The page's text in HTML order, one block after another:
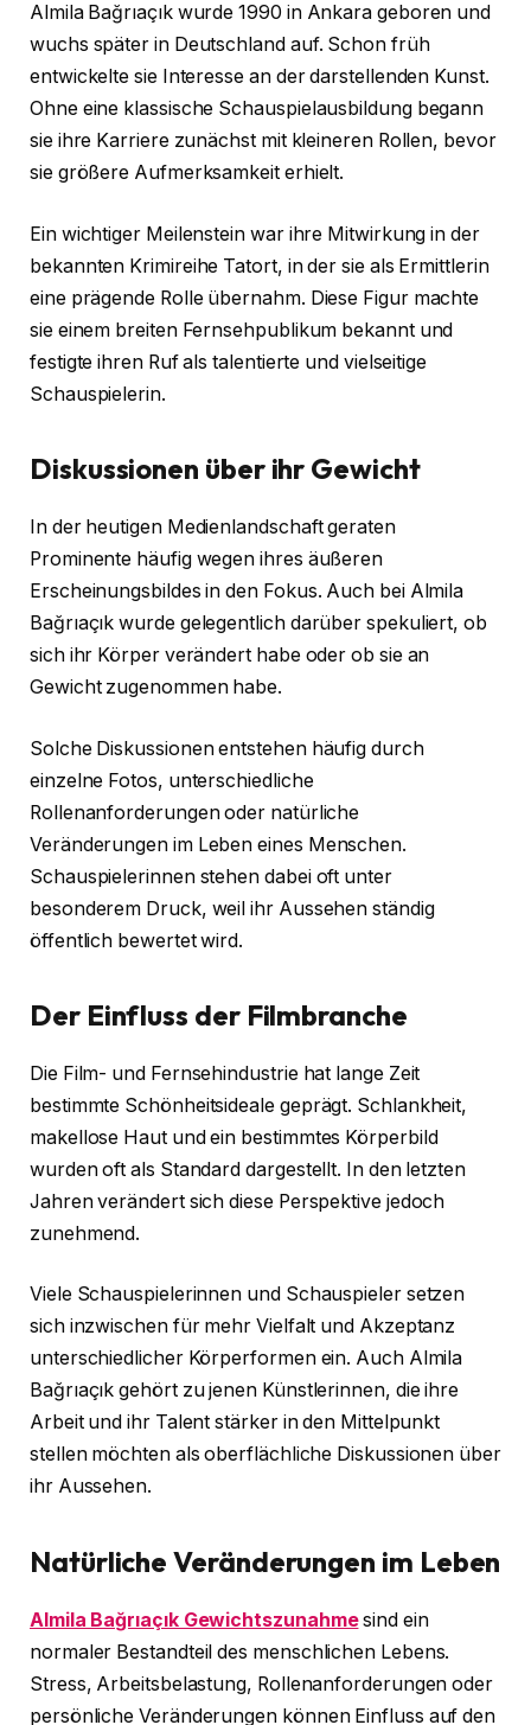
Almila Bağrıaçık wurde 1990 in Ankara geboren und
wuchs später in Deutschland auf. Schon früh
entwickelte sie Interesse an der darstellenden Kunst.
Ohne eine klassische Schauspielausbildung begann
sie ihre Karriere zunächst mit kleineren Rollen, bevor
sie größere Aufmerksamkeit erhielt.
Ein wichtiger Meilenstein war ihre Mitwirkung in der
bekannten Krimireihe Tatort, in der sie als Ermittlerin
eine prägende Rolle übernahm. Diese Figur machte
sie einem breiten Fernsehpublikum bekannt und
festigte ihren Ruf als talentierte und vielseitige
Schauspielerin.
Diskussionen über ihr Gewicht
In der heutigen Medienlandschaft geraten
Prominente häufig wegen ihres äußeren
Erscheinungsbildes in den Fokus. Auch bei Almila
Bağrıaçık wurde gelegentlich darüber spekuliert, ob
sich ihr Körper verändert habe oder ob sie an
Gewicht zugenommen habe.
Solche Diskussionen entstehen häufig durch
einzelne Fotos, unterschiedliche
Rollenanforderungen oder natürliche
Veränderungen im Leben eines Menschen.
Schauspielerinnen stehen dabei oft unter
besonderem Druck, weil ihr Aussehen ständig
öffentlich bewertet wird.
Der Einfluss der Filmbranche
Die Film- und Fernsehindustrie hat lange Zeit
bestimmte Schönheitsideale geprägt. Schlankheit,
makellose Haut und ein bestimmtes Körperbild
wurden oft als Standard dargestellt. In den letzten
Jahren verändert sich diese Perspektive jedoch
zunehmend.
Viele Schauspielerinnen und Schauspieler setzen
sich inzwischen für mehr Vielfalt und Akzeptanz
unterschiedlicher Körperformen ein. Auch Almila
Bağrıaçık gehört zu jenen Künstlerinnen, die ihre
Arbeit und ihr Talent stärker in den Mittelpunkt
stellen möchten als oberflächliche Diskussionen über
ihr Aussehen.
Natürliche Veränderungen im Leben
Almila Bağrıaçık Gewichtszunahmesind ein
normaler Bestandteil des menschlichen Lebens.
Stress, Arbeitsbelastung, Rollenanforderungen oder
persönliche Veränderungen können Einfluss auf den